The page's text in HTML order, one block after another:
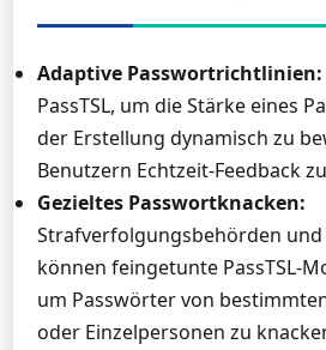
Adaptive Passwortrichtlinien:
PassTSL, um die Stärke eines
der Erstellung dynamisch zu
Benutzern Echtzeit-Feedback
Gezieltes Passwortknacken:
Strafverfolgungsbehörden
können feingetunte PassTSL-
um Passwörter von
oder Einzelpersonen zu